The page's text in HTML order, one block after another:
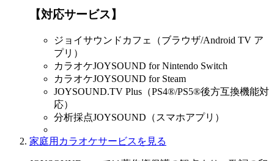
【対応サービス】
ジョイサウンドカフェ（ブラウザ/Android TV ア
プリ）
カラオケJOYSOUND for Nintendo Switch
カラオケJOYSOUND for Steam
JOYSOUND.TV Plus（PS4®/PS5®後方互換機能対
応）
分析採点JOYSOUND（スマホアプリ）
家庭用カラオケサービスを見る